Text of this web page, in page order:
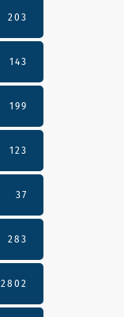
203
143
199
123
37
283
2802